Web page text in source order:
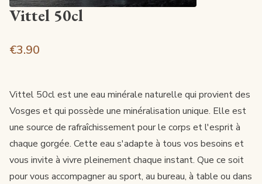
Vittel 50cl
€3.90
Vittel 50cl est une eau minérale naturelle qui provient des
Vosges et qui possède une minéralisation unique. Elle est
une source de rafraîchissement pour le corps et l'esprit à
chaque gorgée. Cette eau s'adapte à tous vos besoins et
vous invite à vivre pleinement chaque instant. Que ce soit
pour vous accompagner au sport, au bureau, à table ou dans